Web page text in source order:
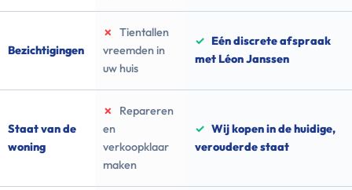
Bezichtigingen
✗
Tientallen
vreemden in
uw huis
✓ Eén discrete afspraak
met Léon Janssen
Staat van de
woning
✗
Repareren
en
verkoopklaar
maken
✓ Wij kopen in de huidige,
verouderde staat